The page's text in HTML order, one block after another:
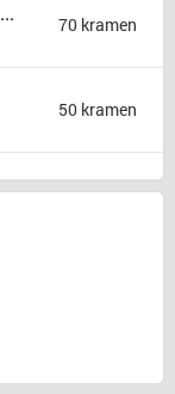
Rommelmarkt Van de Wiellei Noord Brasschaat 70 kramen
50 kramen
18 kramen